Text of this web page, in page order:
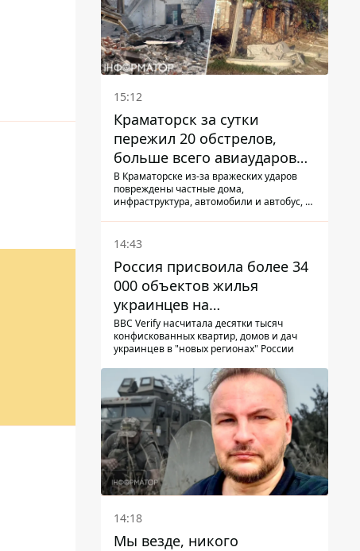
15:12
Краматорск за сутки
пережил 20 обстрелов,
больше всего авиаударов
КАБ-250
В Краматорске из-за вражеских ударов
повреждены частные дома,
инфраструктура, автомобили и автобус, а
14:43
Россия присвоила более 34
000 объектов жилья
украинцев на
оккупированных
территориях -
BBC Verify насчитала десятки тысяч
конфискованных квартир, домов и дач
украинцев в "новых регионах" России
14:18
Мы везде, никого